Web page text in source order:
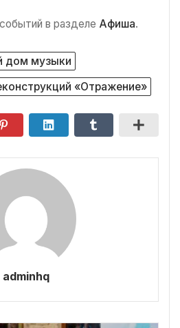
в разделе Афиша.
дом музыки
«Отражение»
adminhq